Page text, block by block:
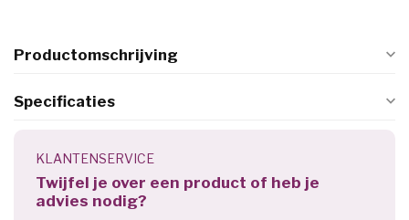
Productomschrijving
Specificaties
KLANTENSERVICE
Twijfel je over een product of heb je
advies nodig?